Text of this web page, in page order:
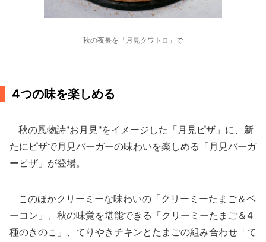
秋の夜長を「月見クワトロ」で
4つの味を楽しめる
秋の風物詩"お月見"をイメージした「月見ピザ」に、新
たにピザで月見バーガーの味わいを楽しめる「月見バーガ
ーピザ」が登場。
このほかクリーミーな味わいの「クリーミーたまご＆ベ
ーコン」、秋の味覚を堪能できる「クリーミーたまご＆4
種のきのこ」、てりやきチキンとたまごの組み合わせ「て